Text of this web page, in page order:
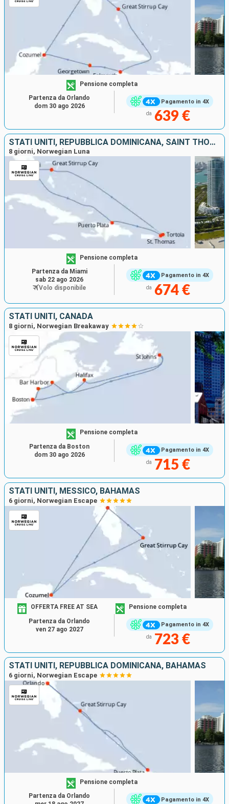
Pagamento in 4X
Pensione completa
da 639 €
Partenza da Orlando
dom 30 ago 2026
STATI UNITI, REPUBBLICA DOMINICANA, SAINT THOMAS, TORTOLA, BAHAMAS
8 giorni, Norwegian Luna
Pagamento in 4X
Pensione completa
da 674 €
Partenza da Miami
sab 22 ago 2026
Volo disponibile
STATI UNITI, CANADA
8 giorni, Norwegian Breakaway
Pagamento in 4X
Pensione completa
da 715 €
Partenza da Boston
dom 30 ago 2026
STATI UNITI, MESSICO, BAHAMAS
6 giorni, Norwegian Escape
Pagamento in 4X
OFFERTA FREE AT SEA Pensione completa
da 723 €
Partenza da Orlando
ven 27 ago 2027
STATI UNITI, REPUBBLICA DOMINICANA, BAHAMAS
6 giorni, Norwegian Escape
Pagamento in 4X
Pensione completa
Partenza da Orlando